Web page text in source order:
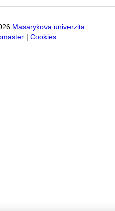
Masarykova univerzita
Cookies